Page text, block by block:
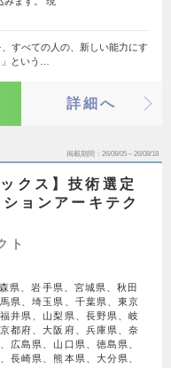
すべての人の、新しい能力にす
という…
詳細へ
掲載期間 26/08/05～26/08/18
クス】技術選定
ョンアーキテク
ト
県、岩手県、宮城県、秋田
県、埼玉県、千葉県、東京
井県、山梨県、長野県、岐
都府、大阪府、兵庫県、奈
広島県、山口県、徳島県、
長崎県、熊本県、大分県、